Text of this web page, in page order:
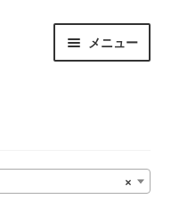
メニュー
メ
ニ
サ
×